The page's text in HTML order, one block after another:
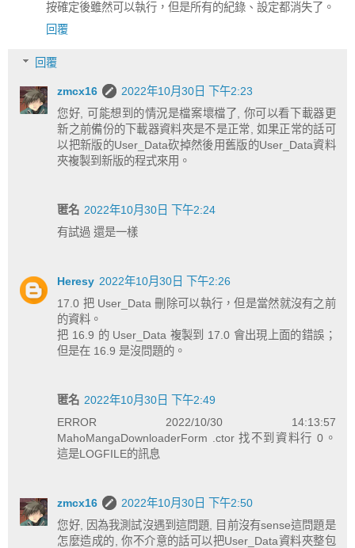
按確定後雖然可以執行，但是所有的紀錄、設定都消失了。
回覆
回覆
zmcx16
2022年10月30日 下午2:23
您好, 可能想到的情況是檔案壞檔了, 你可以看下載器更
新之前備份的下載器資料夾是不是正常, 如果正常的話可
以把新版的User_Data砍掉然後用舊版的User_Data資料
夾複製到新版的程式來用。
匿名 2022年10月30日 下午2:24
有試過 還是一樣
Heresy 2022年10月30日 下午2:26
17.0 把 User_Data 刪除可以執行，但是當然就沒有之前
的資料。
把 16.9 的 User_Data 複製到 17.0 會出現上面的錯誤；
但是在 16.9 是沒問題的。
匿名 2022年10月30日 下午2:49
ERROR 2022/10/30 14:13:57
MahoMangaDownloaderForm .ctor 找不到資料行 0。
這是LOGFILE的訊息
zmcx16
2022年10月30日 下午2:50
您好, 因為我測試沒遇到這問題, 目前沒有sense這問題是
怎麼造成的, 你不介意的話可以把User_Data資料夾整包